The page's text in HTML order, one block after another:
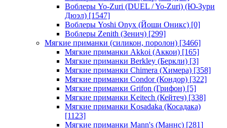
Воблеры Yo-Zuri (DUEL / Yo-Zuri) (Ю-Зури
Дюэл) [1547]
Воблеры Yoshi Onyx (Йоши Оникс) [0]
Воблеры Zenith (Зенич) [299]
Мягкие приманки (силикон, поролон) [3466]
Мягкие приманки Akkoi (Аккои) [165]
Мягкие приманки Berkley (Беркли) [3]
Мягкие приманки Chimera (Химера) [358]
Мягкие приманки Condor (Кондор) [322]
Мягкие приманки Grifon (Грифон) [5]
Мягкие приманки Keitech (Кейтеч) [338]
Мягкие приманки Kosadaka (Косадака)
[1123]
Мягкие приманки Mann's (Маннс) [281]